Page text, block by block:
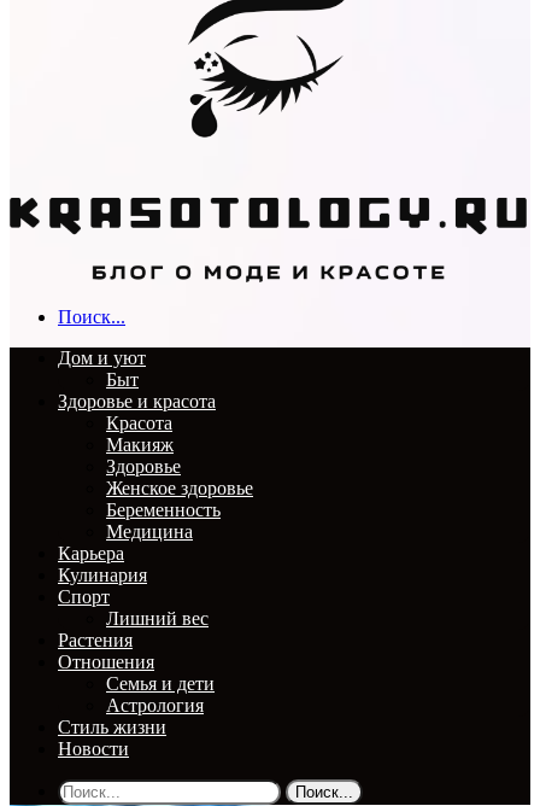
Поиск...
Дом и уют
Быт
Здоровье и красота
Красота
Макияж
Здоровье
Женское здоровье
Беременность
Медицина
Карьера
Кулинария
Спорт
Лишний вес
Растения
Отношения
Семья и дети
Астрология
Стиль жизни
Новости
Поиск...